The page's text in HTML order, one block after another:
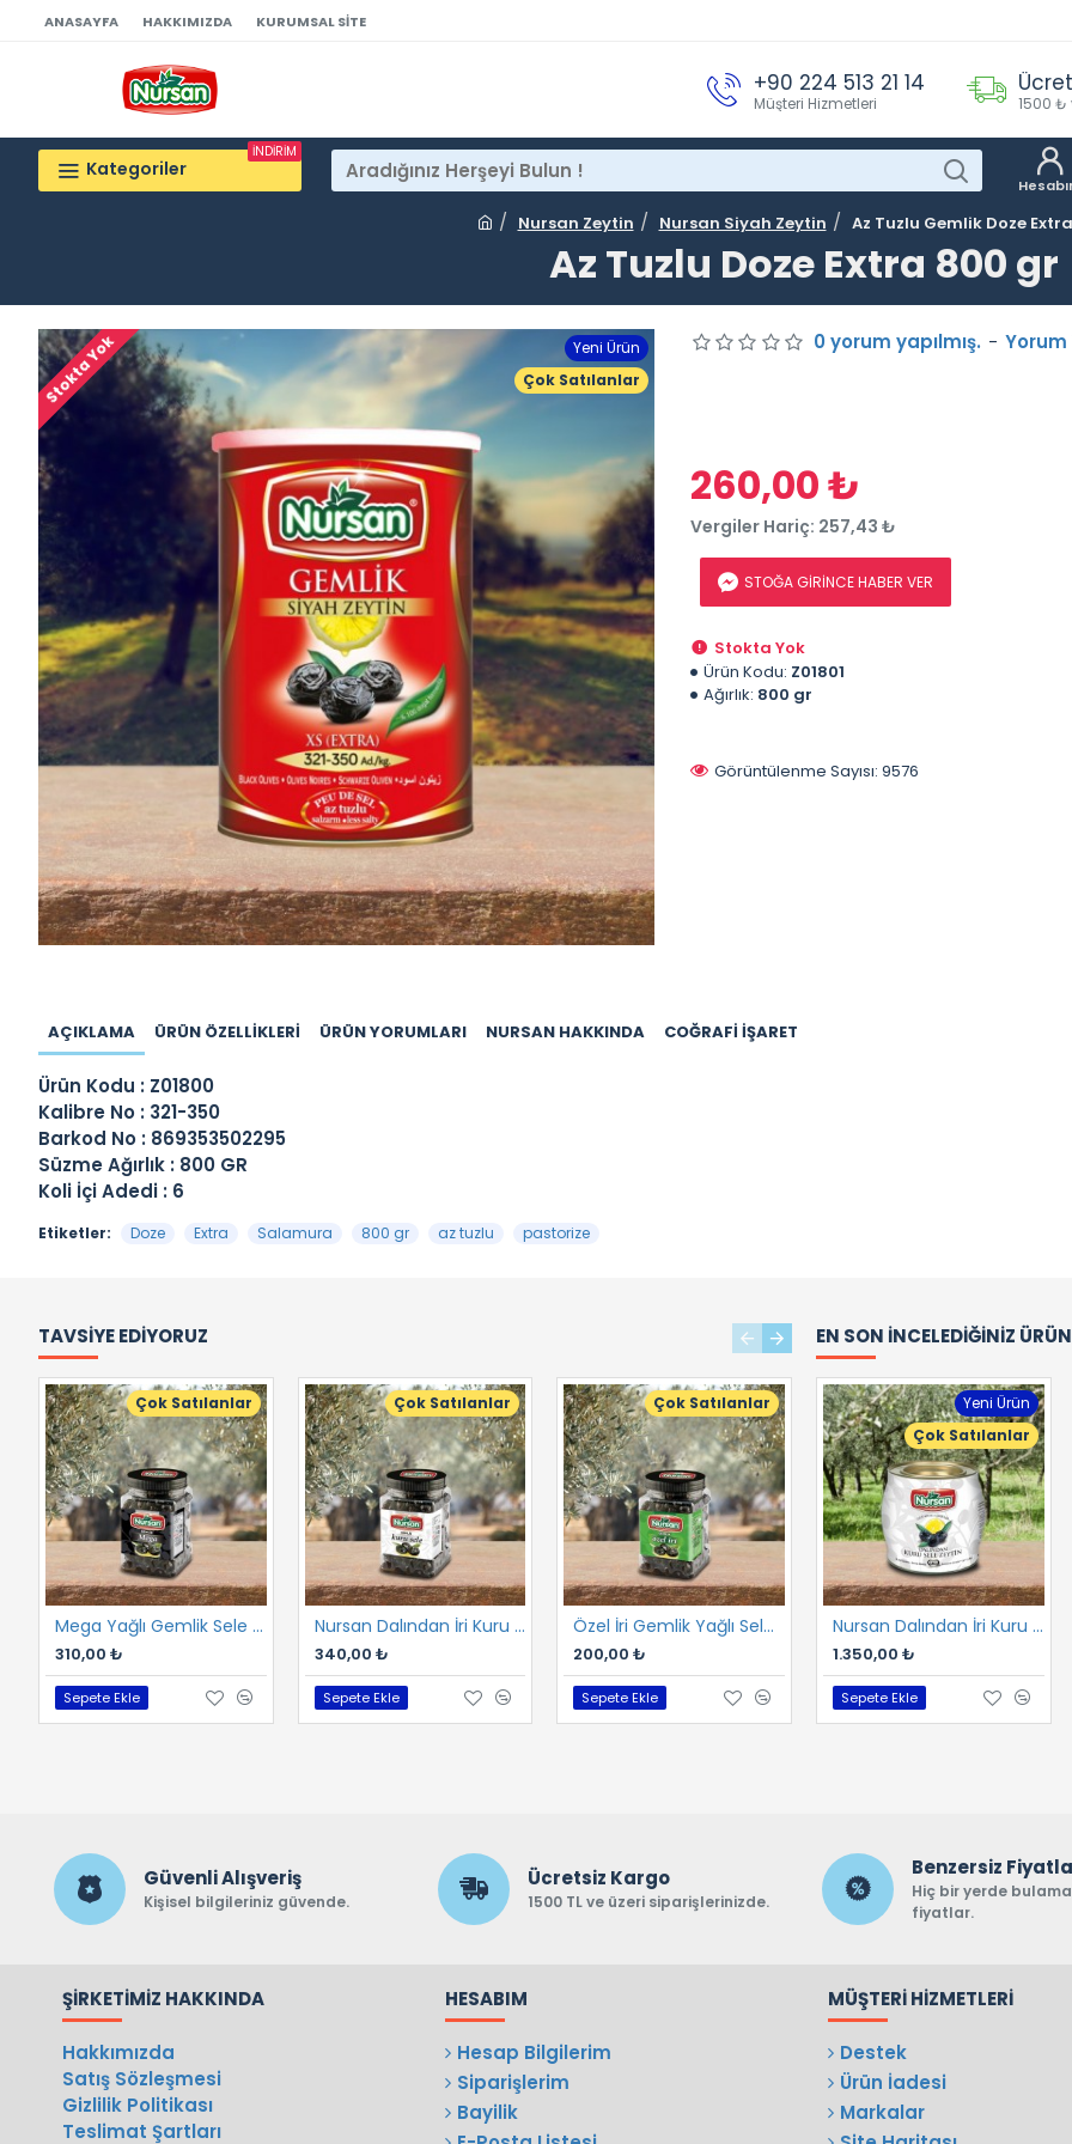
ANASAYFA HAKKIMIZDA KURUMSAL SITE
+90 224 513 21 14
Müşteri Hizmetleri 1500 ₺
Kategoriler
İNDİRİM
Nursan Zeytin Nursan Siyah Zeytin Az Tuzlu Gemlik Doze
Az Tuzlu Doze Extra 800 gr
Yeni Ürün
Çok Satılanlar
Stokta Yok
Stokta Yok
Ürün Kodu: Z01801
Ağırlık: 800 gr
Görüntülenme Sayısı: 9576
0 yorum yapılmış. - Yorum
260,00 ₺
Vergiler Hariç: 257,43 ₺
STOĞA GIRINCE HABER VER
AÇIKLAMA ÜRÜN ÖZELLIKLERI ÜRÜN YORUMLARI NURSAN HAKKINDA COĞRAFI İŞARET
Ürün Kodu : Z01800
Kalibre No : 321-350
Barkod No : 869353502295
Süzme Ağırlık : 800 GR
Koli İçi Adedi : 6
Etiketler: Doze Extra Salamura 800 gr az tuzlu pastorize
TAVSIYE EDIYORUZ
Çok Satılanlar
Mega Yağlı Gemlik Sele 400 gr
310,00 ₺
Sepete Ekle
Çok Satılanlar
Nursan Dalından İri Kuru Gemlik Sele 400 gr
340,00 ₺
Sepete Ekle
Çok Satılanlar
Özel İri Gemlik Yağlı Sele 400 gr
200,00 ₺
Sepete Ekle
Çok Satılanlar
Mega Yağlı Gemlik Sele 800 gr
600,00 ₺
Sepete Ekle
EN SON İNCELEDIĞINIZ
Yeni Ürün
Çok Satılanlar
Nursan Dalından İri Kuru Gemlik Sele 2 kg
1.350,00 ₺
Sepete Ekle
Güvenli Alışveriş
Kişisel bilgileriniz güvende.
Ücretsiz Kargo
1500 TL ve üzeri siparişlerinizde.
Benzersiz
Hiç bir yerde
fiyatlar.
ŞIRKETIMIZ HAKKINDA
Hakkımızda
Satış Sözleşmesi
Gizlilik Politikası
Teslimat Şartları
HESABIM
Hesap Bilgilerim
Siparişlerim
Bayilik
MÜŞTERI HIZMETLERI
Destek
Ürün İadesi
Markalar